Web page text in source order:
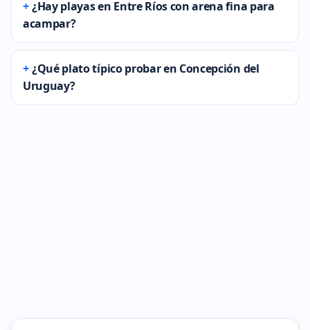
¿Hay playas en Entre Ríos con arena fina para
acampar?
¿Qué plato típico probar en Concepción del
Uruguay?